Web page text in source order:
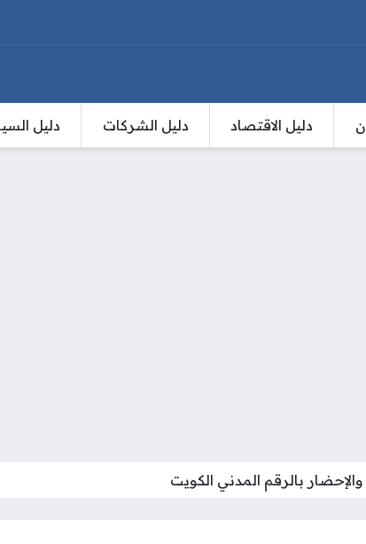
دليل الاقتصاد دليل الشركات دليل
بالرقم المدني الكويت